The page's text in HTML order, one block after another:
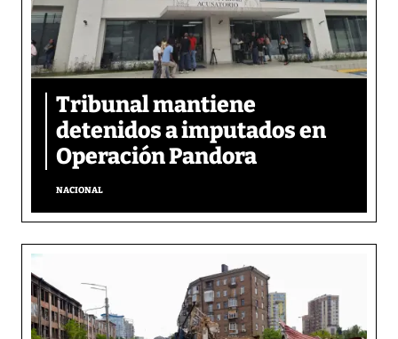
Tribunal mantiene
detenidos a imputados en
Operación Pandora
NACIONAL